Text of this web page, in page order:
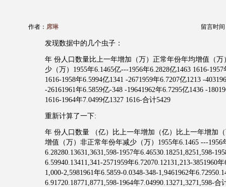
作者： 席琳 留言时间
发现数据中的几个虫子：
年 份人口数量比上一年增加（万）正常年份年均增值（万
少（万）1955年6.1465亿---1956年6.2828亿1463 1616-1957
1616-1958年6.5994亿1341 -2671959年6.7207亿1213 -
-26161961年6.5859亿-348 -19641962年6.7295亿1436 -
1616-1964年7.0499亿1327 1616-合计5429
重新计算了一下:
年 份人口数量 （亿）比上一年增加（亿）比上一年增加
增值（万）非正常年份年减少（万）1955年6.1465 ---1956
6.28280.13631,3631,598-1957年6.46530.18251,8251,598-
6.59940.13411,341-2571959年6.72070.12131,213-3851960
1,000-2,5981961年6.5859-0.0348-348-1,9461962年
6.91720.18771,8771,598-1964年7.04990.13271,3271,598-合